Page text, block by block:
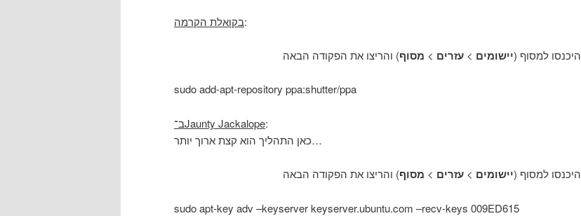
בקואלת הקרמה:
היכנסו למסוף (יישומים > עזרים > מסוף
sudo add-apt-repository ppa:shutter/ppa
ב־Jaunty Jackalope:
כאן התהליך הוא קצת ארוך יותר…
היכנסו למסוף (יישומים > עזרים > מסוף
sudo apt-key adv –keyserver keyserver.ubuntu.com –recv-keys 009ED615